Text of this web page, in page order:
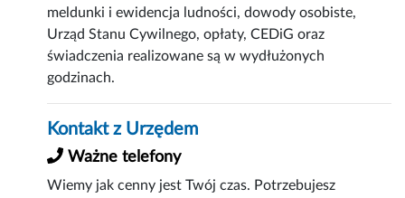
meldunki i ewidencja ludności, dowody osobiste,
Urząd Stanu Cywilnego, opłaty, CEDiG oraz
świadczenia realizowane są w wydłużonych
godzinach.
Kontakt z Urzędem
Ważne telefony
Wiemy jak cenny jest Twój czas. Potrzebujesz